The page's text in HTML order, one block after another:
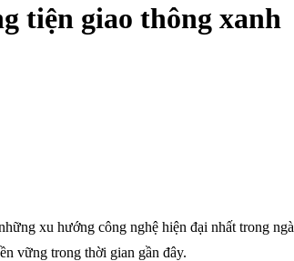
tiện giao thông xanh
xu hướng công nghệ hiện đại nhất trong
vững trong thời gian gần đây.